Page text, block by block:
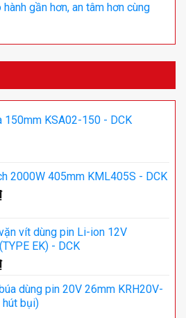
gần hơn, an tâm hơn cùng
150mm KSA02-150 - DCK
2000W 405mm KML405S - DCK
vít dùng pin Li-ion 12V
EK) - DCK
dùng pin 20V 26mm KRH20V-
bụi)